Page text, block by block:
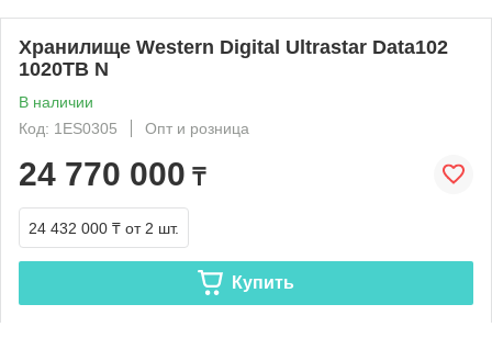
Хранилище Western Digital Ultrastar Data102
1020TB N
В наличии
Код: 1ES0305
Опт и розница
24 770 000 ₸
24 432 000 ₸ от 2 шт.
Купить